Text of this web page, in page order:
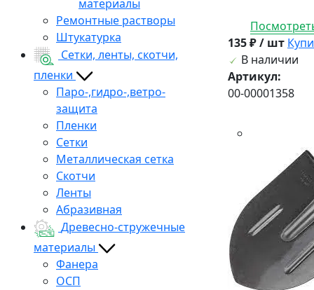
материалы
Ремонтные растворы
Штукатурка
Сетки, ленты, скотчи,
пленки
Паро-,гидро-,ветро-
защита
Пленки
Сетки
Металлическая сетка
Скотчи
Ленты
Абразивная
Древесно-стружечные
материалы
Фанера
ОСП
135 ₽ / шт
В наличии
Артикул:
00-00001358